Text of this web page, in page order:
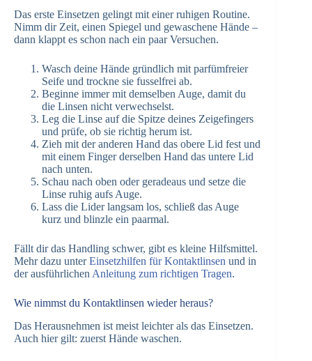
Das erste Einsetzen gelingt mit einer ruhigen Routine.
Nimm dir Zeit, einen Spiegel und gewaschene Hände –
dann klappt es schon nach ein paar Versuchen.
Wasch deine Hände gründlich mit parfümfreier
Seife und trockne sie fusselfrei ab.
Beginne immer mit demselben Auge, damit du
die Linsen nicht verwechselst.
Leg die Linse auf die Spitze deines Zeigefingers
und prüfe, ob sie richtig herum ist.
Zieh mit der anderen Hand das obere Lid fest und
mit einem Finger derselben Hand das untere Lid
nach unten.
Schau nach oben oder geradeaus und setze die
Linse ruhig aufs Auge.
Lass die Lider langsam los, schließ das Auge
kurz und blinzle ein paarmal.
Fällt dir das Handling schwer, gibt es kleine Hilfsmittel.
Mehr dazu unterEinsetzhilfen für Kontaktlinsen und in
der ausführlichen Anleitung zum richtigen Tragen.
Wie nimmst du Kontaktlinsen wieder heraus?
Das Herausnehmen ist meist leichter als das Einsetzen.
Auch hier gilt: zuerst Hände waschen.